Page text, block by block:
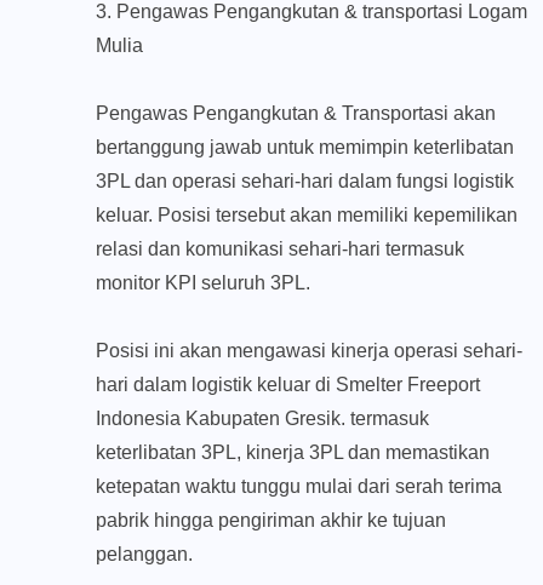
3. Pengawas Pengangkutan & transportasi Logam
Mulia
Pengawas Pengangkutan & Transportasi akan
bertanggung jawab untuk memimpin keterlibatan
3PL dan operasi sehari-hari dalam fungsi logistik
keluar. Posisi tersebut akan memiliki kepemilikan
relasi dan komunikasi sehari-hari termasuk
monitor KPI seluruh 3PL.
Posisi ini akan mengawasi kinerja operasi sehari-
hari dalam logistik keluar di Smelter Freeport
Indonesia Kabupaten Gresik. termasuk
keterlibatan 3PL, kinerja 3PL dan memastikan
ketepatan waktu tunggu mulai dari serah terima
pabrik hingga pengiriman akhir ke tujuan
pelanggan.